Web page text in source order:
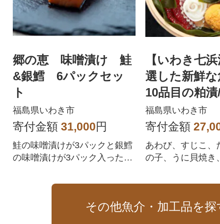
郷の恵 味噌漬け 鮭
&銀鱈 6パックセッ
ト
福島県いわき市
寄付金額 31,000円
鮭の味噌漬けが3パックと銀鱈
の味噌漬けが3パック入った、
【いわき七浜
選した新
10品目の粕
人前
福島県いわき市
寄付金額
あわび、すじこ、
の子、うに貝焼き
ーモンの粕漬詰合
その他魚介・加工品を探